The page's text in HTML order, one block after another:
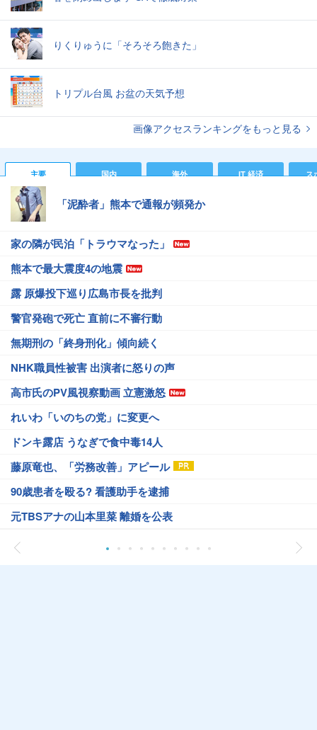
りくりゅうに「そろそろ飽きた」
トリプル台風 お盆の天気予想
画像アクセスランキングをもっと見る
主要 国内 海外 IT 経済 ス
「泥酔者」熊本で通報が頻発か
家の隣が民泊「トラウマなった」
熊本で最大震度4の地震
露 原爆投下巡り広島市長を批判
警官発砲で死亡 直前に不審行動
無期刑の「終身刑化」傾向続く
NHK職員性被害 出演者に怒りの声
高市氏のPV風視察動画 立憲激怒
れいわ「いのちの党」に変更へ
ドンキ露店 うなぎで食中毒14人
藤原竜也、「労務改善」アピール
90歳患者を殴る? 看護助手を逮捕
元TBSアナの山本里菜 離婚を公表